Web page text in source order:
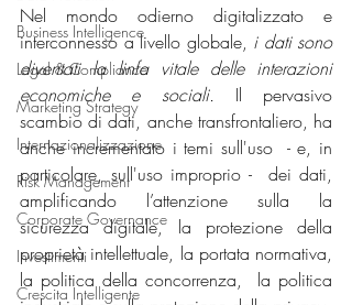
Business Intelligence
Legal & Compliance
Marketing Strategy
Internazionalizzazione
Risk Management
Corporate Governance
Investimenti
Crescita Intelligente
Nel mondo odierno digitalizzato e
interconnesso a livello globale, i dati sono
diventati la linfa vitale delle interazioni
economiche e sociali. Il pervasivo
scambio di dati, anche transfrontaliero, ha
anche incrementato i temi sull'uso  - e, in
particolare, sull'uso improprio -  dei dati,
amplificando l’attenzione sulla la
sicurezza digitale, la protezione della
proprietà intellettuale, la portata normativa,
la politica della concorrenza,  la politica